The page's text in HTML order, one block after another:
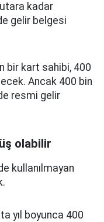
kadar
gelir belgesi
bir kart sahibi, 400
Ancak 400 bin
resmi gelir
olabilir
kullanılmayan
yıl boyunca 400